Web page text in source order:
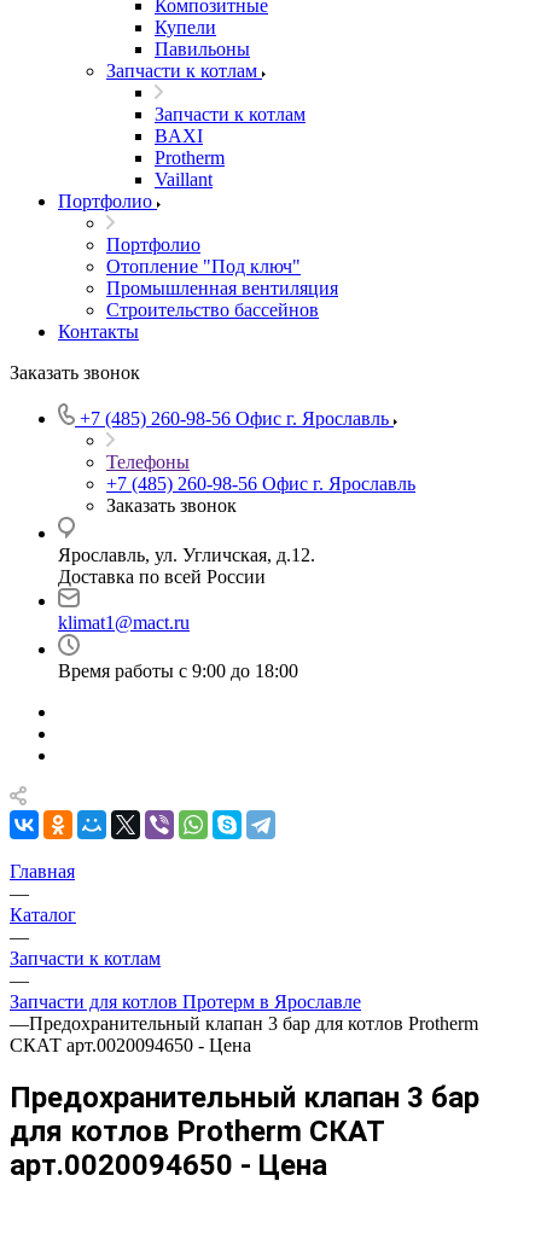
Композитные
Купели
Павильоны
Запчасти к котлам
Запчасти к котлам
BAXI
Protherm
Vaillant
Портфолио
Портфолио
Отопление "Под ключ"
Промышленная вентиляция
Строительство бассейнов
Контакты
Заказать звонок
+7 (485) 260-98-56 Офис г. Ярославль
Телефоны
+7 (485) 260-98-56 Офис г. Ярославль
Заказать звонок
Ярославль, ул. Угличская, д.12.
Доставка по всей России
klimat1@mact.ru
Время работы с 9:00 до 18:00
Главная
—
Каталог
—
Запчасти к котлам
—
Запчасти для котлов Протерм в Ярославле
—Предохранительный клапан 3 бар для котлов Protherm
СКАТ арт.0020094650 - Цена
Предохранительный клапан 3 бар
для котлов Protherm СКАТ
арт.0020094650 - Цена